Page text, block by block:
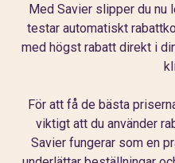
Med Savier slipper du nu
testar automatiskt
med högst rabatt direkt i
För att få de bästa
viktigt att du använder
Savier fungerar som en